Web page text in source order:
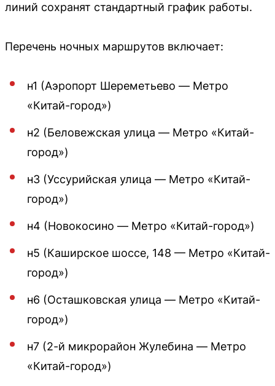
линий сохранят стандартный график работы.
Перечень ночных маршрутов включает:
н1 (Аэропорт Шереметьево — Метро
«Китай-город»)
н2 (Беловежская улица — Метро «Китай-
город»)
н3 (Уссурийская улица — Метро «Китай-
город»)
н4 (Новокосино — Метро «Китай-город»)
н5 (Каширское шоссе, 148 — Метро «Китай-
город»)
н6 (Осташковская улица — Метро «Китай-
город»)
н7 (2-й микрорайон Жулебина — Метро
«Китай-город»)